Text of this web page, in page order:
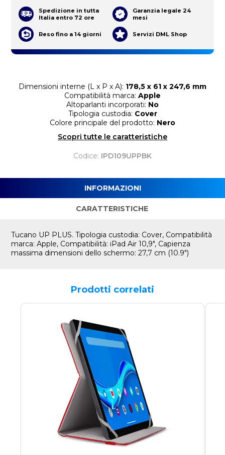
Dimensioni interne (L x P x A): 178,5 x 61 x 247,6 mm
Compatibilità marca: Apple
Altoparlanti incorporati: No
Tipologia custodia: Cover
Colore principale del prodotto: Nero
Scopri tutte le caratteristiche
Codice: IPD109UPPBK
Spedizione in tutta
Italia entro 72 ore
Garanzia legale 24
mesi
Reso fino a 14 giorni Servizi DML Shop
INFORMAZIONI
CARATTERISTICHE
Tucano UP PLUS. Tipologia custodia: Cover, Compatibilità
marca: Apple, Compatibilità: iPad Air 10,9", Capienza
massima dimensioni dello schermo: 27,7 cm (10.9")
Prodotti correlati